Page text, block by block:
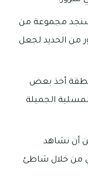
سنجد مجموعة من
من الحديد لجعل
أخذ بعض
الجميلة
أن نشاهد
من خلال شاطئ